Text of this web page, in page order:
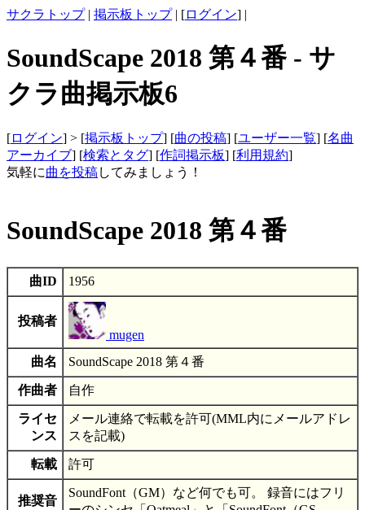
サクラトップ| 掲示板トップ| [ログイン] |
SoundScape 2018 第４番 - サ
クラ曲掲示板6
[ログイン] > [掲示板トップ] [曲の投稿] [ユーザー一覧] [名曲
アーカイブ] [検索とタグ] [作詞掲示板] [利用規約]
気軽に曲を投稿してみましょう！
SoundScape 2018 第４番
曲ID 1956
投稿者
mugen
曲名
SoundScape 2018 第４番
作曲者 自作
ライセ
ンス
メール連絡で転載を許可(MML内にメールアドレ
スを記載)
転載 許可
推奨音
SoundFont（GM）など何でも可。 録音にはフリ